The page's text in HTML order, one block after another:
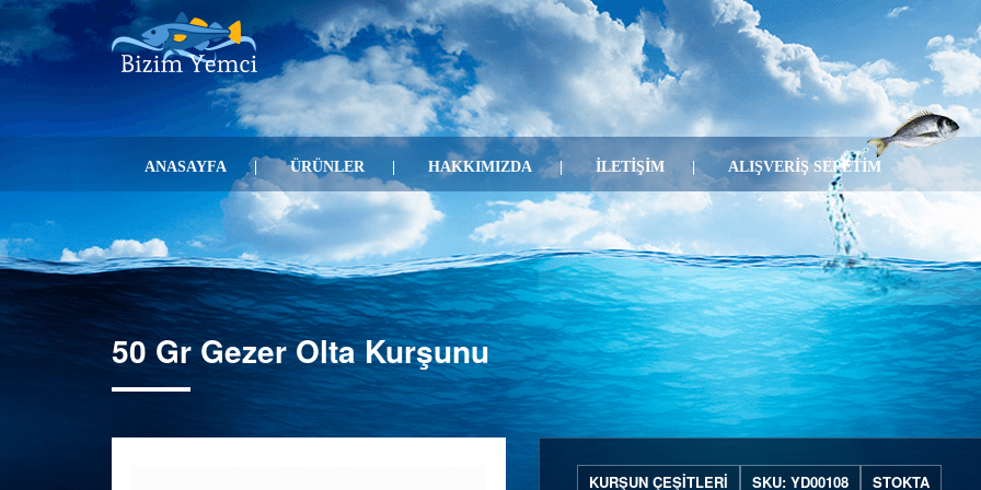
ANASAYFA ÜRÜNLER HAKKIMIZDA İLETİŞİM ALIŞVERİŞ SEPETİM
50 Gr Gezer Olta Kurşunu
KURŞUN ÇEŞITLERI SKU: YD00108 STOKTA